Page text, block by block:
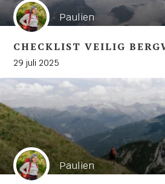
Paulien
CHECKLIST VEILIG
29 juli 2025
Paulien